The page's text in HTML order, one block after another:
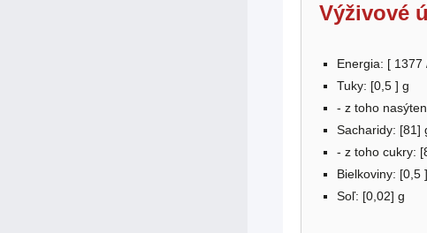
Výživové
Energia: [ 1377
Tuky: [0,5 ] g
- z toho
Sacharidy: [81]
- z toho cukry:
Bielkoviny: [0,5
Soľ: [0,02] g